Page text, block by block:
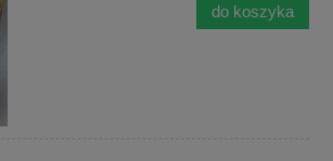
do koszyka